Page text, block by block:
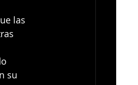
las
su